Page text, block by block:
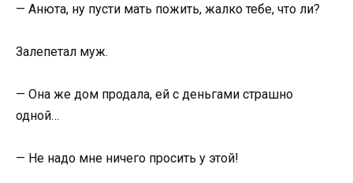
— Анюта, ну пусти мать пожить, жалко тебе, что ли?
Залепетал муж.
— Она же дом продала, ей с деньгами страшно
одной…
— Не надо мне ничего просить у этой!